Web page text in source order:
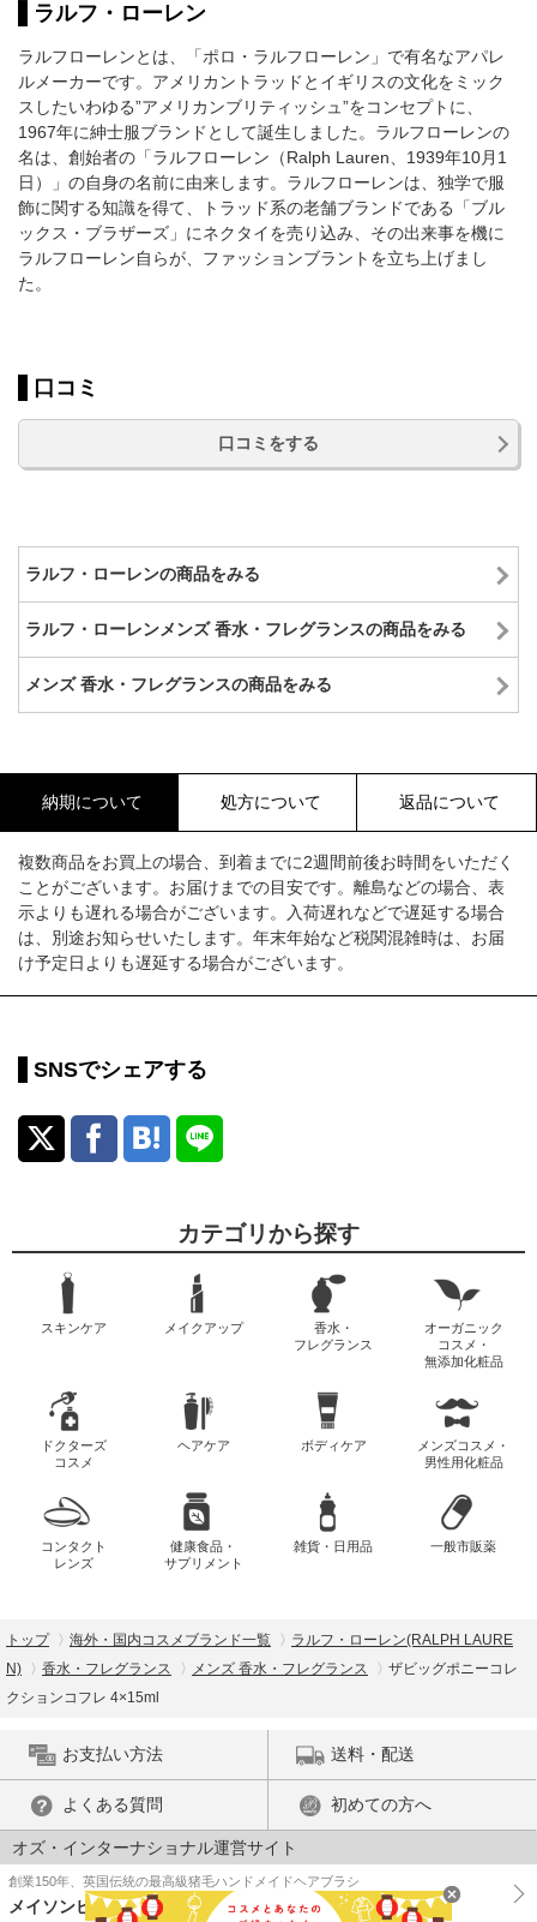
ラルフ・ローレン
ラルフローレンとは、「ポロ・ラルフローレン」で有名なアパレ
ルメーカーです。アメリカントラッドとイギリスの文化をミック
スしたいわゆる”アメリカンブリティッシュ”をコンセプトに、
1967年に紳士服ブランドとして誕生しました。ラルフローレンの
名は、創始者の「ラルフローレン（Ralph Lauren、1939年10月1
日）」の自身の名前に由来します。ラルフローレンは、独学で服
飾に関する知識を得て、トラッド系の老舗ブランドである「ブル
ックス・ブラザーズ」にネクタイを売り込み、その出来事を機に
ラルフローレン自らが、ファッションブラントを立ち上げまし
た。
口コミ
口コミをする
ラルフ・ローレンの商品をみる
ラルフ・ローレンメンズ 香水・フレグランスの商品をみる
メンズ 香水・フレグランスの商品をみる
納期について 処方について 返品について
複数商品をお買上の場合、到着までに2週間前後お時間をいただく
ことがございます。お届けまでの目安です。離島などの場合、表
示よりも遅れる場合がございます。入荷遅れなどで遅延する場合
は、別途お知らせいたします。年末年始など税関混雑時は、お届
け予定日よりも遅延する場合がございます。
SNSでシェアする
カテゴリから探す
スキンケア メイクアップ
香水・
フレグランス
オーガニック
コスメ・
無添加化粧品
ドクターズ
コスメ
ヘアケア ボディケア
メンズコスメ・
男性用化粧品
コンタクト
レンズ
健康食品・
サプリメント
雑貨・日用品 一般市販薬
トップ 海外・国内コスメブランド一覧
ラルフ・ローレン(RALPH LAURE
N)
香水・フレグランス メンズ 香水・フレグランス
ザビッグポニーコレ
クションコフレ 4×15ml
お支払い方法 送料・配送
よくある質問 初めての方へ
オズ・インターナショナル運営サイト
創業150年、英国伝統の最高級猪毛ハンドメイドヘアブラシ
メイソンピアソン